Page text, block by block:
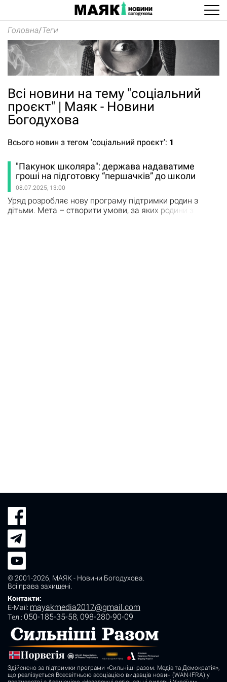
Головна/Теги
Всі новини на тему "соціальний
проєкт" | Маяк - Новини
Богодухова
Всього новин з тегом 'соціальний проєкт': 1
"Пакунок школяра": держава надаватиме
гроші на підготовку “першачків” до школи
08.07.2025, 13:00
Уряд розробляє нову програму підтримки родин з
дітьми. Мета – створити умови, за яких родини з
© 2001-2026, МАЯК - Новини Богодухова
Всі права захищені.
Контакти:
E-Mail: mayakmedia2017@gmail.com
Tел.: 050-185-35-58, 098-280-90-09
Здійснено за підтримки програми «Сильніші разом: Медіа та Демократія»,
що реалізується Всесвітньою асоціацією видавців новин (WAN-IFRA) у